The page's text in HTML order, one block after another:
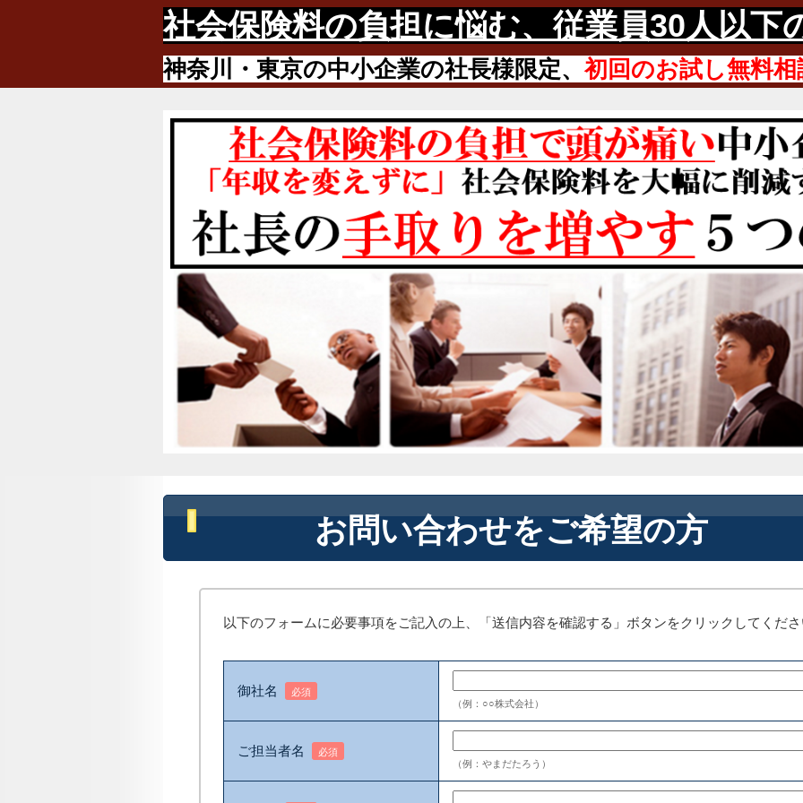
社会保険料の負担に悩む、 従業員30人以下
神奈川・東京の中小企業の社長様限定、初回のお試し無料相
お問い合わせをご希望の方
以下のフォームに必要事項をご記入の上、「送信内容を確認する」ボタンをクリックしてくだ
御社名
必須
（例：○○株式会社）
ご担当者名
必須
（例：やまだたろう）